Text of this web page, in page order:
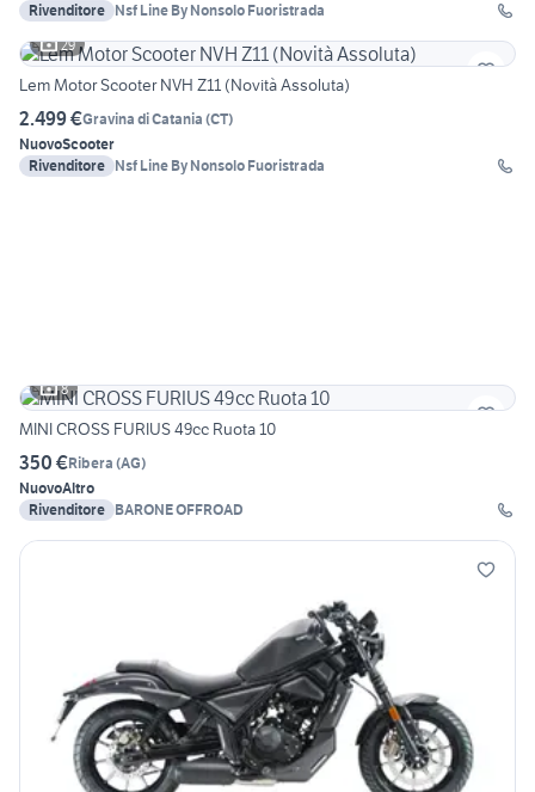
Rivenditore Nsf Line By Nonsolo Fuoristrada
29
Lem Motor Scooter NVH Z11 (Novità Assoluta)
2.499 €Gravina di Catania (CT)
NuovoScooter
Rivenditore Nsf Line By Nonsolo Fuoristrada
8
MINI CROSS FURIUS 49cc Ruota 10
350 €Ribera (AG)
NuovoAltro
Rivenditore BARONE OFFROAD